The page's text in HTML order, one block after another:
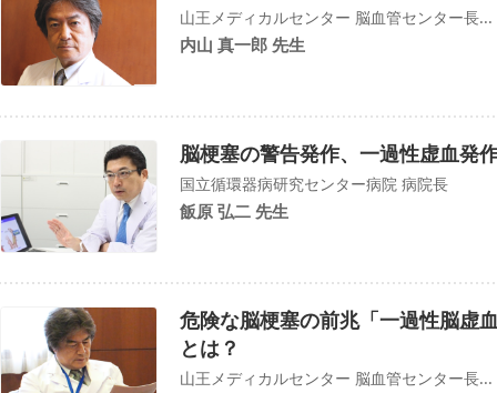
山王メディカルセンター 脳血管センター長...
内山 真一郎 先生
脳梗塞の警告発作、一過性虚血発
国立循環器病研究センター病院 病院長
飯原 弘二 先生
危険な脳梗塞の前兆「一過性脳虚
とは？
山王メディカルセンター 脳血管センター長...